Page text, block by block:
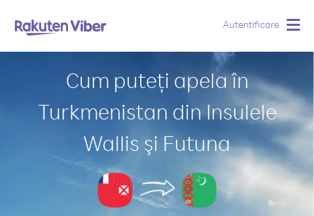
Autentificare
Cum puteți apela în
Turkmenistan din Insulele
Wallis şi Futuna